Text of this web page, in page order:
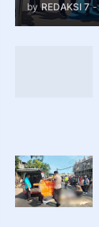
by REDAKSI 7 -